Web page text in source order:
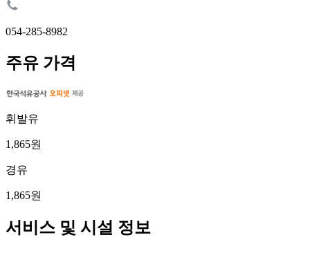
054-285-8982
주유 가격
휘발유
1,865원
경유
1,865원
서비스 및 시설 정보